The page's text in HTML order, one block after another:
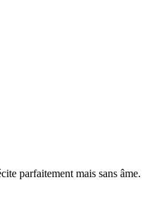
parfaitement mais sans âme.